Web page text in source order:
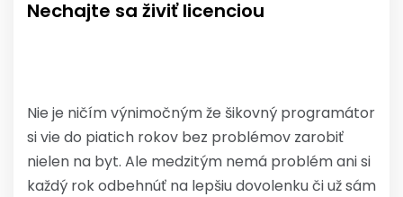
Nechajte sa živiť licenciou
Nie je ničím výnimočným že šikovný programátor
si vie do piatich rokov bez problémov zarobiť
nielen na byt. Ale medzitým nemá problém ani si
každý rok odbehnúť na lepšiu dovolenku či už sám